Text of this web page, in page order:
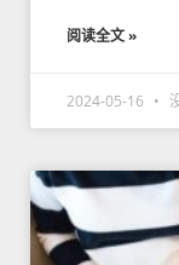
阅读全文 »
2024-05-16